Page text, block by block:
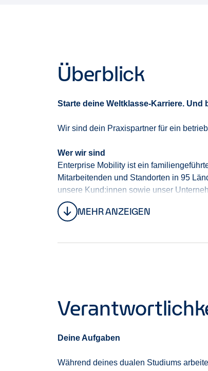
Überblick
MEHR ANZEIGEN
Starte deine Weltklasse-Karriere. Und
Wir sind dein Praxispartner für ein
Wer wir sind
Enterprise Mobility ist ein
Mitarbeitenden und Standorten in 95
unsere Kund:innen sowie unser
Deine Aufgaben
Während deines dualen Studiums